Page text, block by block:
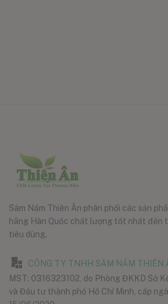
Sâm Nấm Thiên Ân phân phối các sản
hãng Hàn Quốc chất lượng tốt nhất đến
tiêu dùng.
CÔNG TY TNHH SÂM NẤM THIÊN
MST: 0316323102, do Phòng ĐKKD Sở
và Đầu tư thành phố Hồ Chí Minh, cấp